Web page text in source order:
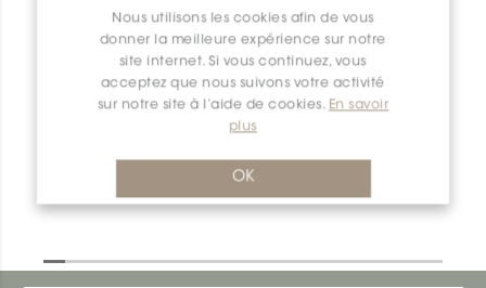
Nous utilisons les cookies afin de vous
donner la meilleure expérience sur notre
site internet. Si vous continuez, vous
acceptez que nous suivons votre activité
sur notre site à l’aide de cookies. En savoir
plus
OK
Dilex-Ahk AHK1S100AMG